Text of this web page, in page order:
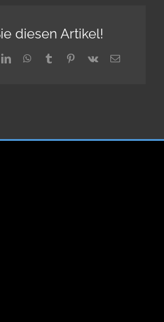
diesen Artikel!
LinkedInWhatsApp
TumblrPinterest
Vk
E-